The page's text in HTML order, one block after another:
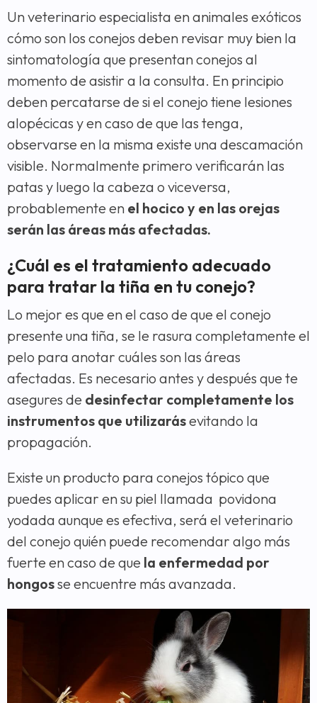
Un veterinario especialista en animales exóticos
cómo son los conejos deben revisar muy bien la
sintomatología que presentan conejos al
momento de asistir a la consulta. En principio
deben percatarse de si el conejo tiene lesiones
alopécicas y en caso de que las tenga,
observarse en la misma existe una descamación
visible. Normalmente primero verificarán las
patas y luego la cabeza o viceversa,
probablemente en el hocico y en las orejas
serán las áreas más afectadas.
¿Cuál es el tratamiento adecuado
para tratar la tiña en tu conejo?
Lo mejor es que en el caso de que el conejo
presente una tiña, se le rasura completamente el
pelo para anotar cuáles son las áreas
afectadas. Es necesario antes y después que te
asegures de desinfectar completamente los
instrumentos que utilizarásevitando la
propagación.
Existe un producto para conejos tópico que
puedes aplicar en su piel llamada povidona
yodada aunque es efectiva, será el veterinario
del conejo quién puede recomendar algo más
fuerte en caso de que la enfermedad por
hongosse encuentre más avanzada.